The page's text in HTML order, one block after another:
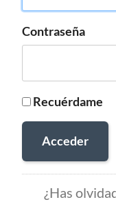
Contraseña
Recuérdame
Acceder
¿Has